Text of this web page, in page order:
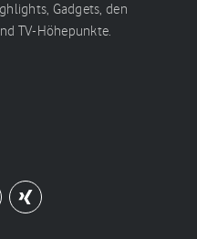
Gadgets, den
TV-Höhepunkte.